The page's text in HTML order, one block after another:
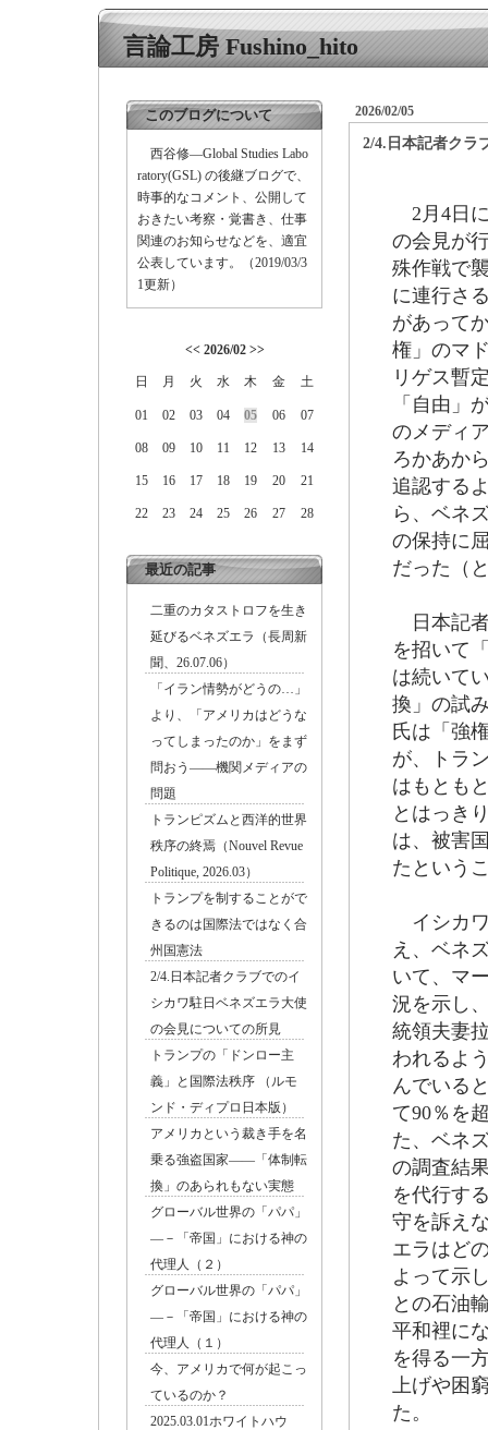
言論工房 Fushino_hito
このブログについて
西谷修―Global Studies Labo
ratory(GSL) の後継ブログで、
時事的なコメント、公開して
おきたい考察・覚書き、仕事
関連のお知らせなどを、適宜
公表しています。（2019/03/3
1更新）
<< 2026/02 >>
日 月 火 水 木 金 土
01 02 03 04 05 06 07
08 09 10 11 12 13 14
15 16 17 18 19 20 21
22 23 24 25 26 27 28
最近の記事
二重のカタストロフを生き
延びるベネズエラ（長周新
聞、26.07.06）
「イラン情勢がどうの…」
より、「アメリカはどうな
ってしまったのか」をまず
問おう――機関メディアの
問題
トランピズムと西洋的世界
秩序の終焉（Nouvel Revue
Politique, 2026.03）
トランプを制することがで
きるのは国際法ではなく合
州国憲法
2/4.日本記者クラブでのイ
シカワ駐日ベネズエラ大使
の会見についての所見
トランプの「ドンロー主
義」と国際法秩序 （ルモ
ンド・ディプロ日本版）
アメリカという裁き手を名
乗る強盗国家――「体制転
換」のあられもない実態
グローバル世界の「パパ」
―－「帝国」における神の
代理人（２）
グローバル世界の「パパ」
―－「帝国」における神の
代理人（１）
今、アメリカで何が起こっ
ているのか？
2025.03.01ホワイトハウ
2/4.日本記者クラ
2026/02/05
2月4日
の会見が
殊作戦で
に連行さ
があって
権」のマ
リゲス暫
「自由」
のメディ
ろかあか
追認する
ら、ベネ
の保持に
だった（
日本記
を招いて
は続いて
換」の試
氏は「強
が、トラ
はもとも
とはっき
は、被害
たという
イシカ
え、ベネ
いて、マ
況を示し
統領夫妻
われるよ
んでいる
て90％を
た、ベネ
の調査結
を代行す
守を訴え
エラはど
よって示
との石油
平和裡に
を得る一
上げや困
た。